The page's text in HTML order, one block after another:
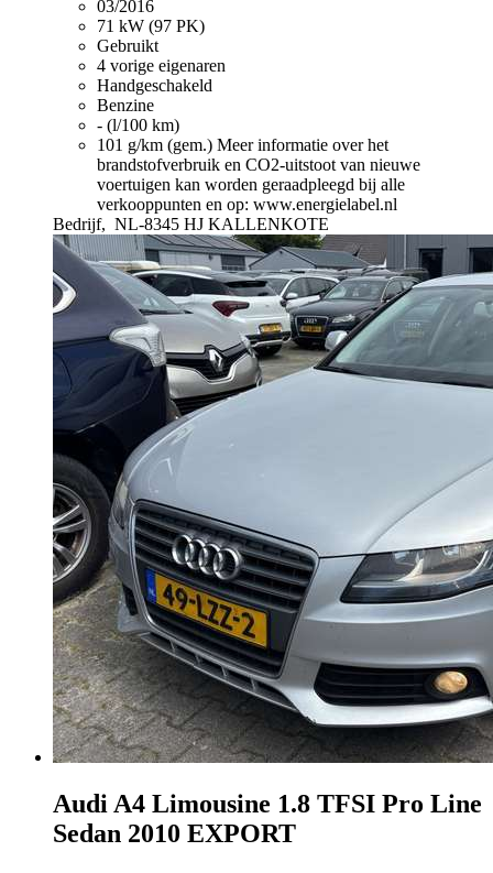
03/2016
71 kW (97 PK)
Gebruikt
4 vorige eigenaren
Handgeschakeld
Benzine
- (l/100 km)
101 g/km (gem.) Meer informatie over het
brandstofverbruik en CO2-uitstoot van nieuwe
voertuigen kan worden geraadpleegd bij alle
verkooppunten en op: www.energielabel.nl
Bedrijf, NL-8345 HJ KALLENKOTE
Audi A4 Limousine 1.8 TFSI Pro Line
Sedan 2010 EXPORT